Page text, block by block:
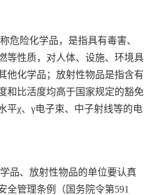
危险化学品，是指具有毒害、
等性质，对人体、设施、环境具
他化学品；放射性物品是指含有
和比活度均高于国家规定的豁免
平χ、γ电子束、中子射线等的电
品、放射性物品的单位要认真
全管理条例（国务院令第591